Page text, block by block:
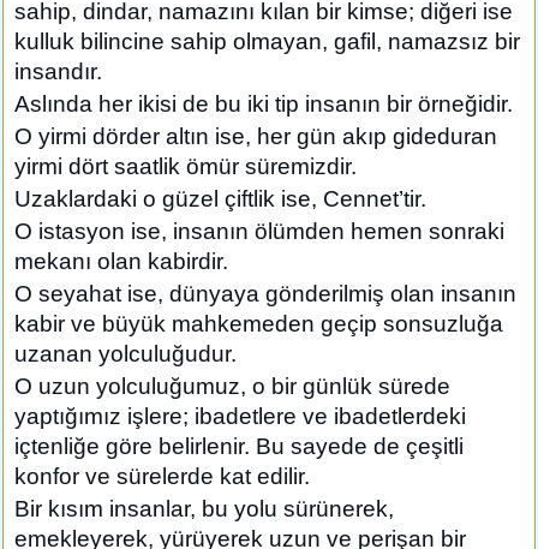
sahip, dindar, namazını kılan bir kimse; diğeri ise
kulluk bilincine sahip olmayan, gafil, namazsız bir
insandır.
Aslında her ikisi de bu iki tip insanın bir örneğidir.
O yirmi dörder altın ise, her gün akıp gideduran
yirmi dört saatlik ömür süremizdir.
Uzaklardaki o güzel çiftlik ise, Cennet’tir.
O istasyon ise, insanın ölümden hemen sonraki
mekanı olan kabirdir.
O seyahat ise, dünyaya gönderilmiş olan insanın
kabir ve büyük mahkemeden geçip sonsuzluğa
uzanan yolculuğudur.
O uzun yolculuğumuz, o bir günlük sürede
yaptığımız işlere; ibadetlere ve ibadetlerdeki
içtenliğe göre belirlenir. Bu sayede de çeşitli
konfor ve sürelerde kat edilir.
Bir kısım insanlar, bu yolu sürünerek,
emekleyerek, yürüyerek uzun ve perişan bir